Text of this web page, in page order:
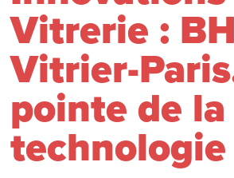
Vitrerie :
Vitrier-
pointe de la
technologie